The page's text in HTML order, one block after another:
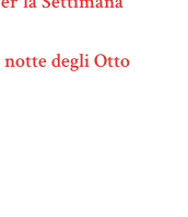
notte degli Otto